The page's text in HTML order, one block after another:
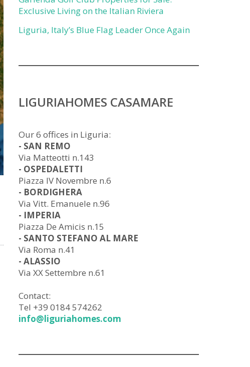
Exclusive Living on the Italian Riviera
Liguria, Italy’s Blue Flag Leader Once Again
LIGURIAHOMES CASAMARE
Our 6 offices in Liguria:
- SAN REMO
Via Matteotti n.143
- OSPEDALETTI
Piazza IV Novembre n.6
- BORDIGHERA
Via Vitt. Emanuele n.96
- IMPERIA
Piazza De Amicis n.15
- SANTO STEFANO AL MARE
Via Roma n.41
- ALASSIO
Via XX Settembre n.61
Contact:
Tel +39 0184 574262
info@liguriahomes.com